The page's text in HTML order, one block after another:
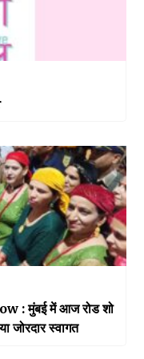
: मुंबई में आज रोड शो
जोरदार स्वागत